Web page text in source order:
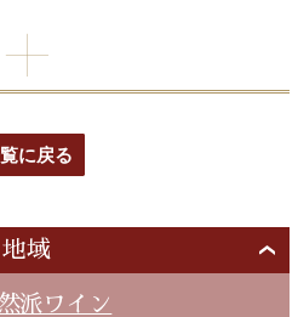
に戻る
地域
派ワイン